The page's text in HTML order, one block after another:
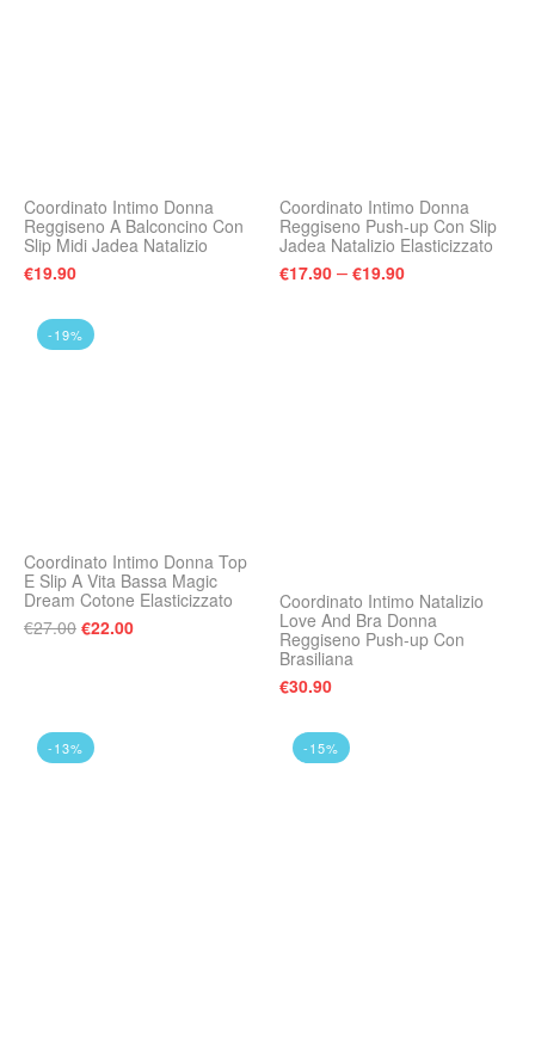
Coordinato Intimo Donna
Reggiseno A Balconcino Con
Slip Midi Jadea Natalizio
€19.90
Coordinato Intimo Donna
Reggiseno Push-up Con Slip
Jadea Natalizio Elasticizzato
€17.90 – €19.90
-19%
Coordinato Intimo Donna Top
E Slip A Vita Bassa Magic
Dream Cotone Elasticizzato
€27.00 Il prezzo originale era: €27.00.
€22.00Il prezzo attuale è: €22.00.
Coordinato Intimo Natalizio
Love And Bra Donna
Reggiseno Push-up Con
Brasiliana
€30.90
-13% -15%